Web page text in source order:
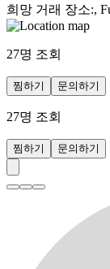
희망 거래 장소:,
27명 조회
찜하기 문의하기
27명 조회
찜하기 문의하기